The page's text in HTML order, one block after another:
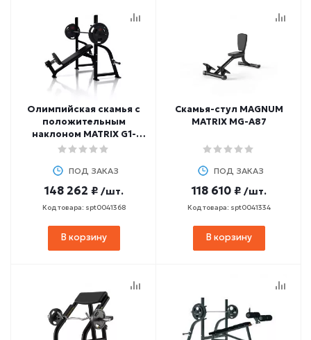
Олимпийская скамья с
положительным
наклоном MATRIX G1-
FW164
ПОД ЗАКАЗ
148 262 ₽ /шт.
Код товара: spt0041368
В корзину
Скамья-стул MAGNUM
MATRIX MG-A87
ПОД ЗАКАЗ
118 610 ₽ /шт.
Код товара: spt0041334
В корзину